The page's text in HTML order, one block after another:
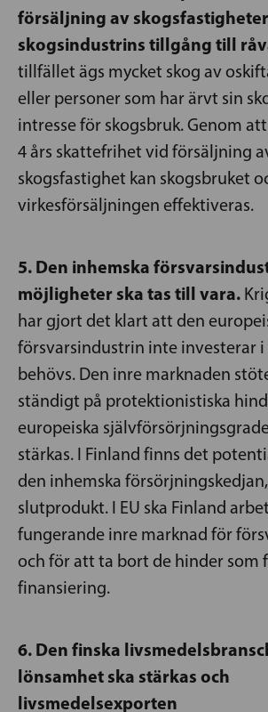
försäljning av
skogsindustrins tillgång till
tillfället ägs mycket skog av
eller personer som har ärvt sin
intresse för skogsbruk. Genom
4 års skattefrihet vid försäljning
skogsfastighet kan skogsbruket
virkesförsäljningen effektiveras.
5. Den inhemska
möjligheter ska tas till vara.
har gjort det klart att den
försvarsindustrin inte investerar i
behövs. Den inre marknaden
ständigt på protektionistiska
europeiska
stärkas. I Finland finns det
den inhemska
slutprodukt. I EU ska Finland
fungerande inre marknad för
och för att ta bort de hinder som
finansiering.
6. Den finska
lönsamhet ska stärkas och
livsmedelsexporten